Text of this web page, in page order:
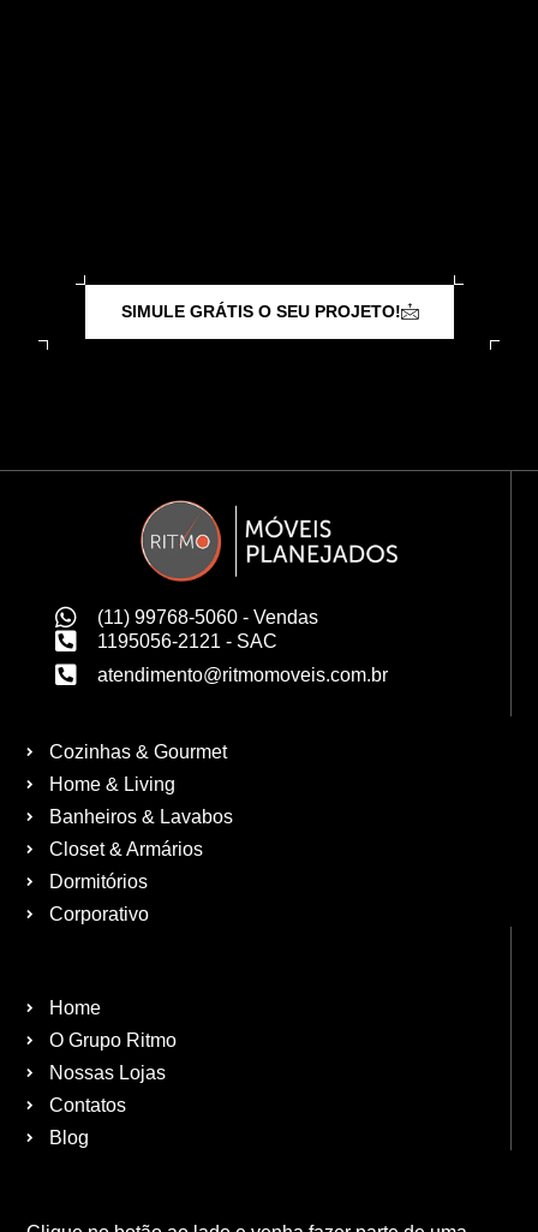
SIMULE GRÁTIS O SEU PROJETO!
(11) 99768-5060 - Vendas
1195056-2121 - SAC
atendimento@ritmomoveis.com.br
Cozinhas & Gourmet
Home & Living
Banheiros & Lavabos
Closet & Armários
Dormitórios
Corporativo
Home
O Grupo Ritmo
Nossas Lojas
Contatos
Blog